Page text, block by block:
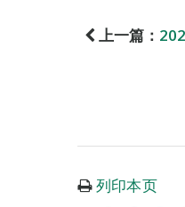
上一篇：
列印本页